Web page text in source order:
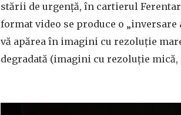
stării de urgență, în cartierul
format video se produce o
vă apărea în imagini cu rezoluție
degradată (imagini cu rezoluție mică,